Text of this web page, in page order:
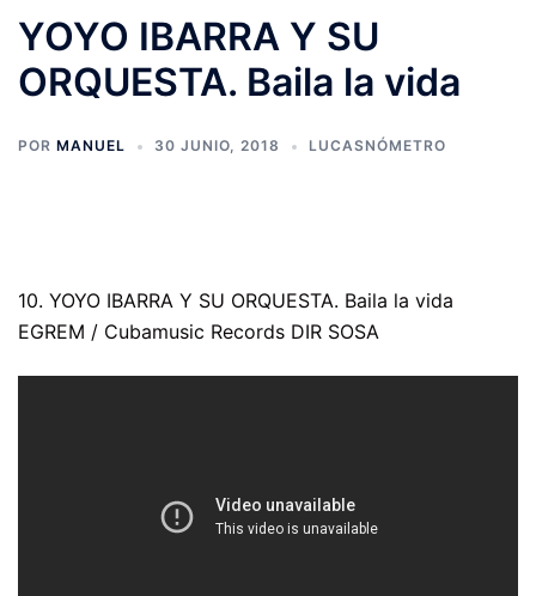
YOYO IBARRA Y SU
ORQUESTA. Baila la vida
POR MANUEL 30 JUNIO, 2018 LUCASNÓMETRO
10. YOYO IBARRA Y SU ORQUESTA. Baila la vida
EGREM / Cubamusic Records DIR SOSA